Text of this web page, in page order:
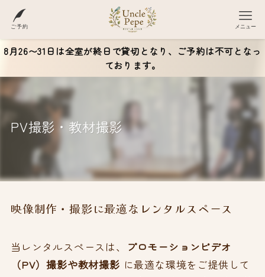
ご予約 メニュー
8月26〜31日は全室が終日で貸切となり、ご予約は不可となっ
ております。
PV撮影・教材撮影
映像制作・撮影に最適なレンタルスペース
当レンタルスペースは、
プロモーションビデオ
（PV）撮影や教材撮影 に最適な環境をご提供して